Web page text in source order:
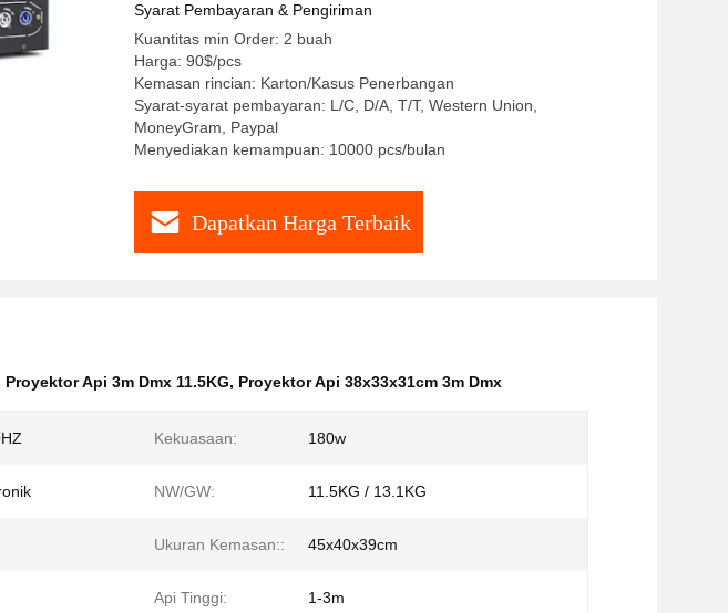
Syarat Pembayaran & Pengiriman
Kuantitas min Order: 2 buah
Harga: 90$/pcs
Kemasan rincian: Karton/Kasus Penerbangan
Syarat-syarat pembayaran: L/C, D/A, T/T, Western Union,
MoneyGram, Paypal
Menyediakan kemampuan: 10000 pcs/bulan
Dapatkan Harga Terbaik
Proyektor Api 3m Dmx 11.5KG, Proyektor Api 38x33x31cm 3m Dmx
Kekuasaan: 180w
NW/GW: 11.5KG / 13.1KG
Ukuran Kemasan:: 45x40x39cm
Api Tinggi: 1-3m